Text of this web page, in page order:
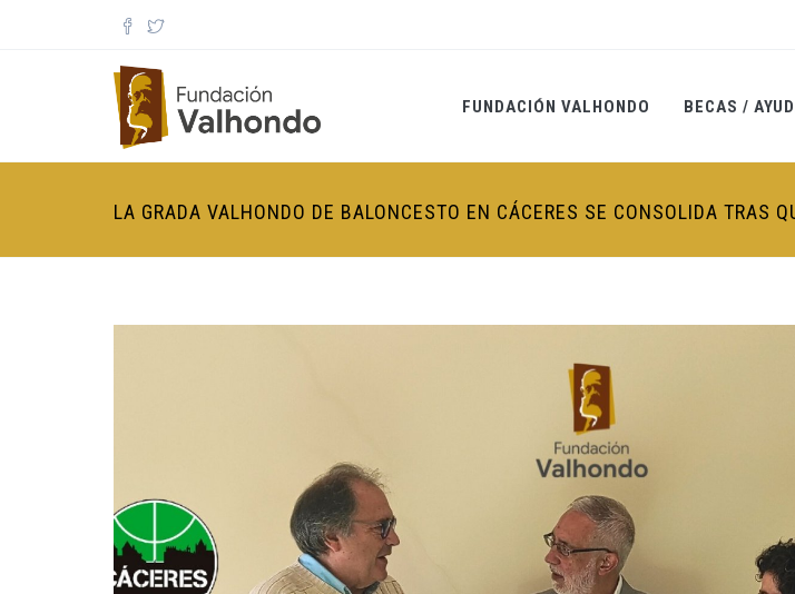
Pasar al contenido principal
FUNDACIÓN VALHONDO BECAS /
LA GRADA VALHONDO DE BALONCESTO EN CÁCERES SE CONSOLIDA TRAS